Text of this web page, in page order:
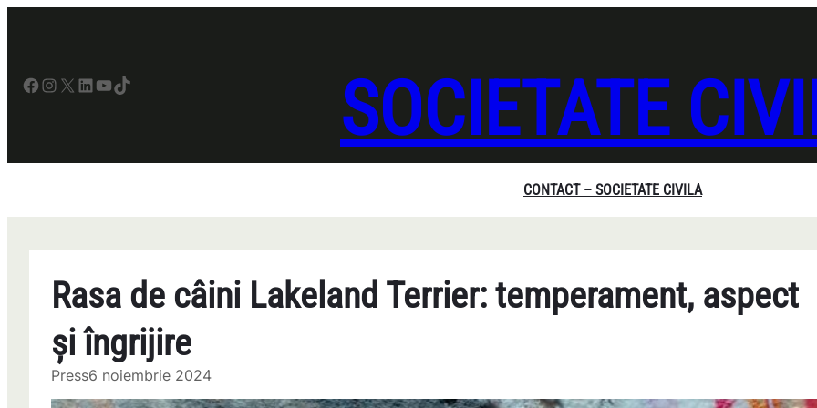
Facebook InstagramX LinkedIn YouTube TikTok SOCIETATE
CONTACT – SOCIETATE CIVILA
Rasa de câini Lakeland Terrier: temperament, aspect
și îngrijire
Press6 noiembrie 2024